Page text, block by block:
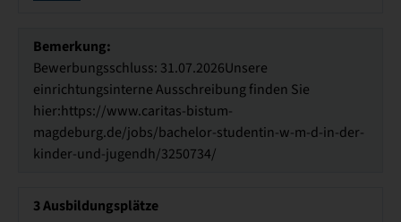
Bemerkung:
Bewerbungsschluss: 31.07.2026Unsere
einrichtungsinterne Ausschreibung finden Sie
hier:https://www.caritas-bistum-
magdeburg.de/jobs/bachelor-studentin-w-m-d-in-der-
kinder-und-jugendh/3250734/
3Ausbildungsplätze